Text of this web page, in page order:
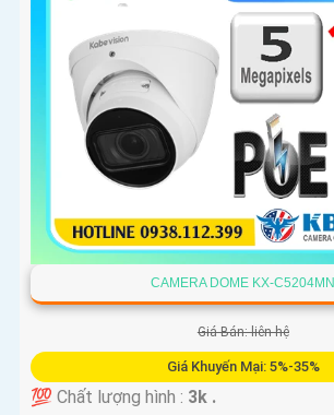
CAMERA DOME KX-C5204MN
Giá Bán: liên hệ
Giá Khuyến Mại: 5%-35%
💯 Chất lượng hình : 3k .